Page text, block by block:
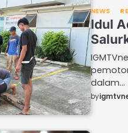
NEWS
Idul
dalam…
by